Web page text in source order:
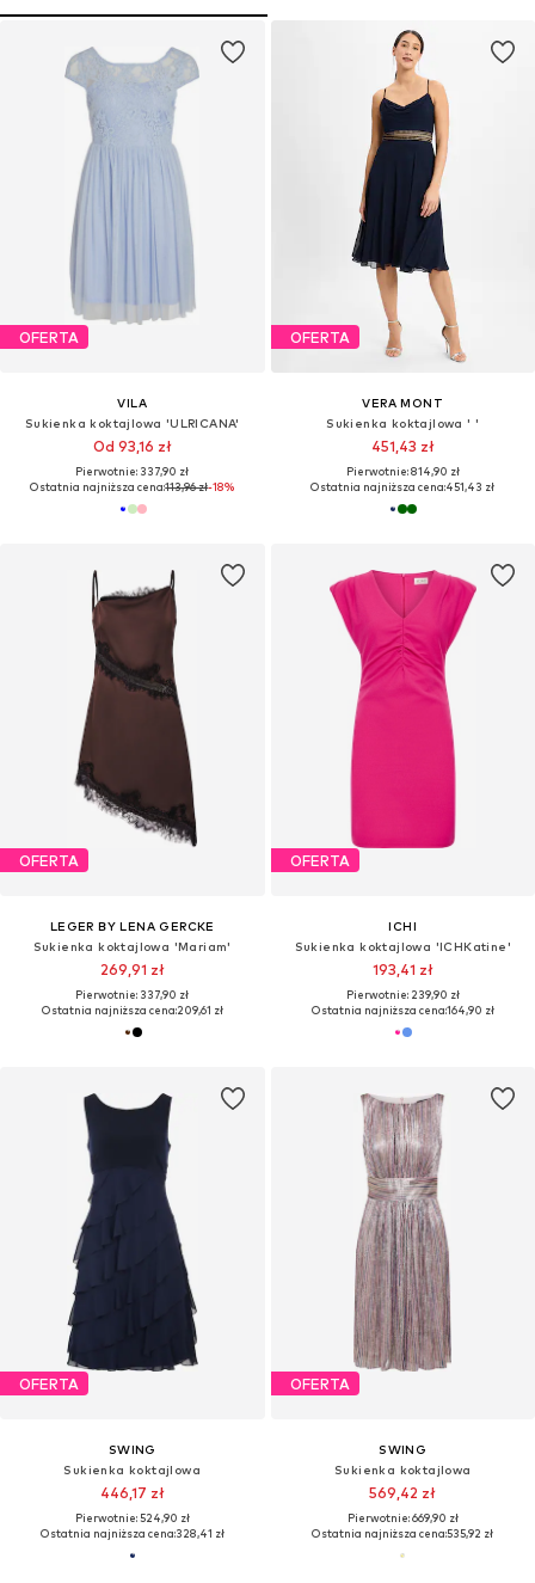
OFERTA
VILA
Sukienka koktajlowa 'ULRICANA'
Od 93,16 zł
Pierwotnie: 337,90 zł
Ostatnia najniższa cena:113,96 zł-18%
OFERTA
VERA MONT
Sukienka koktajlowa ' '
451,43 zł
Pierwotnie: 814,90 zł
Ostatnia najniższa cena:451,43 zł
OFERTA
LEGER BY LENA GERCKE
Sukienka koktajlowa 'Mariam'
269,91 zł
Pierwotnie: 337,90 zł
Ostatnia najniższa cena:209,61 zł
OFERTA
ICHI
Sukienka koktajlowa 'ICHKatine'
193,41 zł
Pierwotnie: 239,90 zł
Ostatnia najniższa cena:164,90 zł
OFERTA
SWING
Sukienka koktajlowa
446,17 zł
Pierwotnie: 524,90 zł
Ostatnia najniższa cena:328,41 zł
OFERTA
SWING
Sukienka koktajlowa
569,42 zł
Pierwotnie: 669,90 zł
Ostatnia najniższa cena:535,92 zł